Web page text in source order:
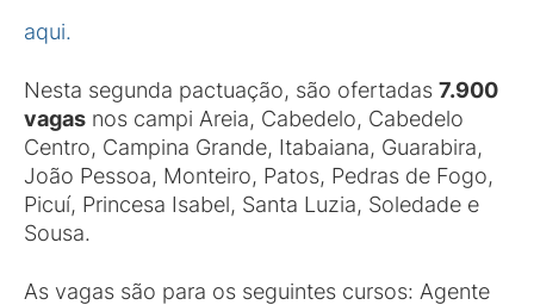
aqui.
Nesta segunda pactuação, são ofertadas 7.900
vagas nos campi Areia, Cabedelo, Cabedelo
Centro, Campina Grande, Itabaiana, Guarabira,
João Pessoa, Monteiro, Patos, Pedras de Fogo,
Picuí, Princesa Isabel, Santa Luzia, Soledade e
Sousa.
As vagas são para os seguintes cursos: Agente